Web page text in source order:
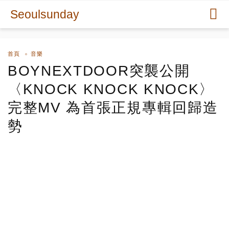
Seoulsunday
首頁 音樂
BOYNEXTDOOR突襲公開
〈KNOCK KNOCK KNOCK〉
完整MV 為首張正規專輯回歸造
勢